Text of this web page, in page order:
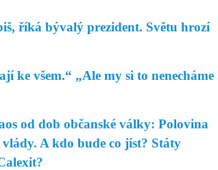
říká bývalý prezident. Světu hrozí
ke všem.“ „Ale my si to nenecháme
od dob občanské války: Polovina
A kdo bude co jíst? Státy